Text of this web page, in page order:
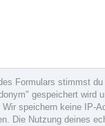
Formulars stimmst
gespeichert wird
speichern keine IP-
Die Nutzung deines